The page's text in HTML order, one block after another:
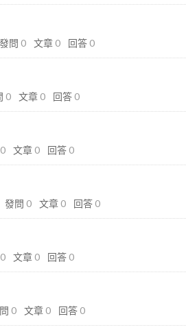
發問 0 文章 0 回答 0
0 文章 0 回答 0
0 文章 0 回答 0
發問 0 文章 0 回答 0
0 文章 0 回答 0
0 文章 0 回答 0